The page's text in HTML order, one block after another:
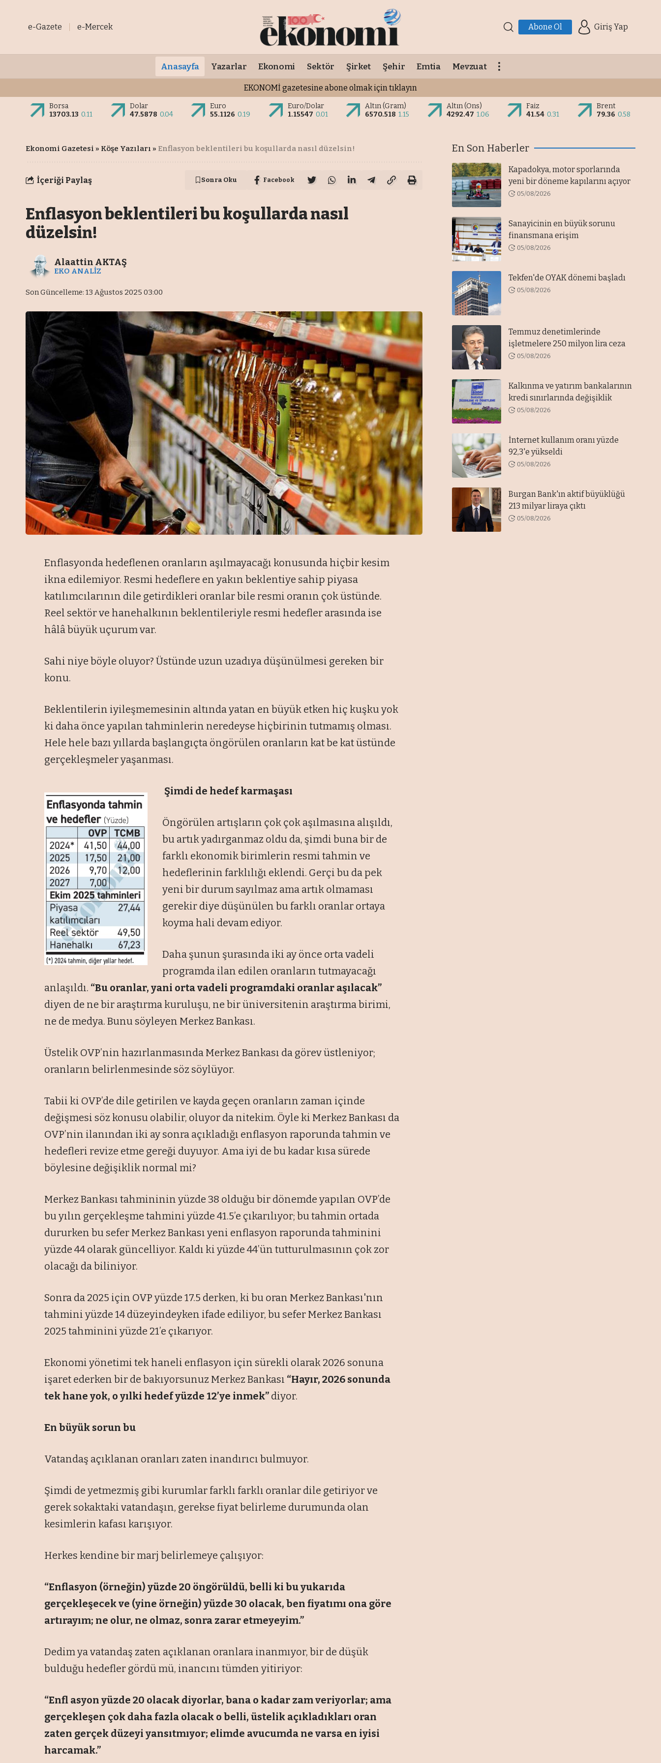
e-Gazete e-Mercek Abone Ol Giriş Yap
Anasayfa Yazarlar Ekonomi Sektör Şirket Şehir Emtia Mevzuat
EKONOMİ gazetesine abone olmak için tıklayın
Borsa
13703.13 0.11
Dolar
47.5878 0.04
Euro
55.1126 0.19
Euro/Dolar
1.15547 0.01
Altın (Gram)
6570.518 1.15
Altın (Ons)
4292.47 1.06
Faiz
41.54 0.31
Brent
79.36 0.58
Ekonomi Gazetesi » Köşe Yazıları » Enflasyon beklentileri bu koşullarda nasıl düzelsin!
İçeriği Paylaş Sonra Oku Facebook
Enflasyon beklentileri bu koşullarda nasıl
düzelsin!
Son Güncelleme: 13 Ağustos 2025 03:00
Alaattin AKTAŞ
EKO ANALİZ
Enflasyonda hedeflenen oranların aşılmayacağı konusunda hiçbir kesim
ikna edilemiyor. Resmi hedeflere en yakın beklentiye sahip piyasa
katılımcılarının dile getirdikleri oranlar bile resmi oranın çok üstünde.
Reel sektör ve hanehalkının beklentileriyle resmi hedefler arasında ise
hâlâ büyük uçurum var.
Sahi niye böyle oluyor? Üstünde uzun uzadıya düşünülmesi gereken bir
konu.
Beklentilerin iyileşmemesinin altında yatan en büyük etken hiç kuşku yok
ki daha önce yapılan tahminlerin neredeyse hiçbirinin tutmamış olması.
Hele hele bazı yıllarda başlangıçta öngörülen oranların kat be kat üstünde
gerçekleşmeler yaşanması.
Şimdi de hedef karmaşası
Öngörülen artışların çok çok aşılmasına alışıldı,
bu artık yadırganmaz oldu da, şimdi buna bir de
farklı ekonomik birimlerin resmi tahmin ve
hedeflerinin farklılığı eklendi. Gerçi bu da pek
yeni bir durum sayılmaz ama artık olmaması
gerekir diye düşünülen bu farklı oranlar ortaya
koyma hali devam ediyor.
Daha şunun şurasında iki ay önce orta vadeli
programda ilan edilen oranların tutmayacağı
anlaşıldı. “Bu oranlar, yani orta vadeli programdaki oranlar aşılacak”
diyen de ne bir araştırma kuruluşu, ne bir üniversitenin araştırma birimi,
ne de medya. Bunu söyleyen Merkez Bankası.
Üstelik OVP’nin hazırlanmasında Merkez Bankası da görev üstleniyor;
oranların belirlenmesinde söz söylüyor.
Tabii ki OVP’de dile getirilen ve kayda geçen oranların zaman içinde
değişmesi söz konusu olabilir, oluyor da nitekim. Öyle ki Merkez Bankası da
OVP’nin ilanından iki ay sonra açıkladığı enflasyon raporunda tahmin ve
hedefleri revize etme gereği duyuyor. Ama iyi de bu kadar kısa sürede
böylesine değişiklik normal mi?
Merkez Bankası tahmininin yüzde 38 olduğu bir dönemde yapılan OVP’de
bu yılın gerçekleşme tahmini yüzde 41.5’e çıkarılıyor; bu tahmin ortada
dururken bu sefer Merkez Bankası yeni enflasyon raporunda tahminini
yüzde 44 olarak güncelliyor. Kaldı ki yüzde 44’ün tutturulmasının çok zor
olacağı da biliniyor.
Sonra da 2025 için OVP yüzde 17.5 derken, ki bu oran Merkez Bankası'nın
tahmini yüzde 14 düzeyindeyken ifade ediliyor, bu sefer Merkez Bankası
2025 tahminini yüzde 21’e çıkarıyor.
Ekonomi yönetimi tek haneli enflasyon için sürekli olarak 2026 sonuna
işaret ederken bir de bakıyorsunuz Merkez Bankası “Hayır, 2026 sonunda
tek hane yok, o yılki hedef yüzde 12’ye inmek” diyor.
En büyük sorun bu
Vatandaş açıklanan oranları zaten inandırıcı bulmuyor.
Şimdi de yetmezmiş gibi kurumlar farklı farklı oranlar dile getiriyor ve
gerek sokaktaki vatandaşın, gerekse fiyat belirleme durumunda olan
kesimlerin kafası karışıyor.
Herkes kendine bir marj belirlemeye çalışıyor:
“Enflasyon (örneğin) yüzde 20 öngörüldü, belli ki bu yukarıda
gerçekleşecek ve (yine örneğin) yüzde 30 olacak, ben fiyatımı ona göre
artırayım; ne olur, ne olmaz, sonra zarar etmeyeyim.”
Dedim ya vatandaş zaten açıklanan oranlara inanmıyor, bir de düşük
bulduğu hedefler gördü mü, inancını tümden yitiriyor:
“Enfl asyon yüzde 20 olacak diyorlar, bana o kadar zam veriyorlar; ama
gerçekleşen çok daha fazla olacak o belli, üstelik açıkladıkları oran
zaten gerçek düzeyi yansıtmıyor; elimde avucumda ne varsa en iyisi
harcamak.”
En Son Haberler
Kapadokya, motor sporlarında
yeni bir döneme kapılarını açıyor
05/08/2026
Sanayicinin en büyük sorunu
finansmana erişim
05/08/2026
Tekfen'de OYAK dönemi başladı
05/08/2026
Temmuz denetimlerinde
işletmelere 250 milyon lira ceza
05/08/2026
Kalkınma ve yatırım bankalarının
kredi sınırlarında değişiklik
05/08/2026
İnternet kullanım oranı yüzde
92,3'e yükseldi
05/08/2026
Burgan Bank'ın aktif büyüklüğü
213 milyar liraya çıktı
05/08/2026